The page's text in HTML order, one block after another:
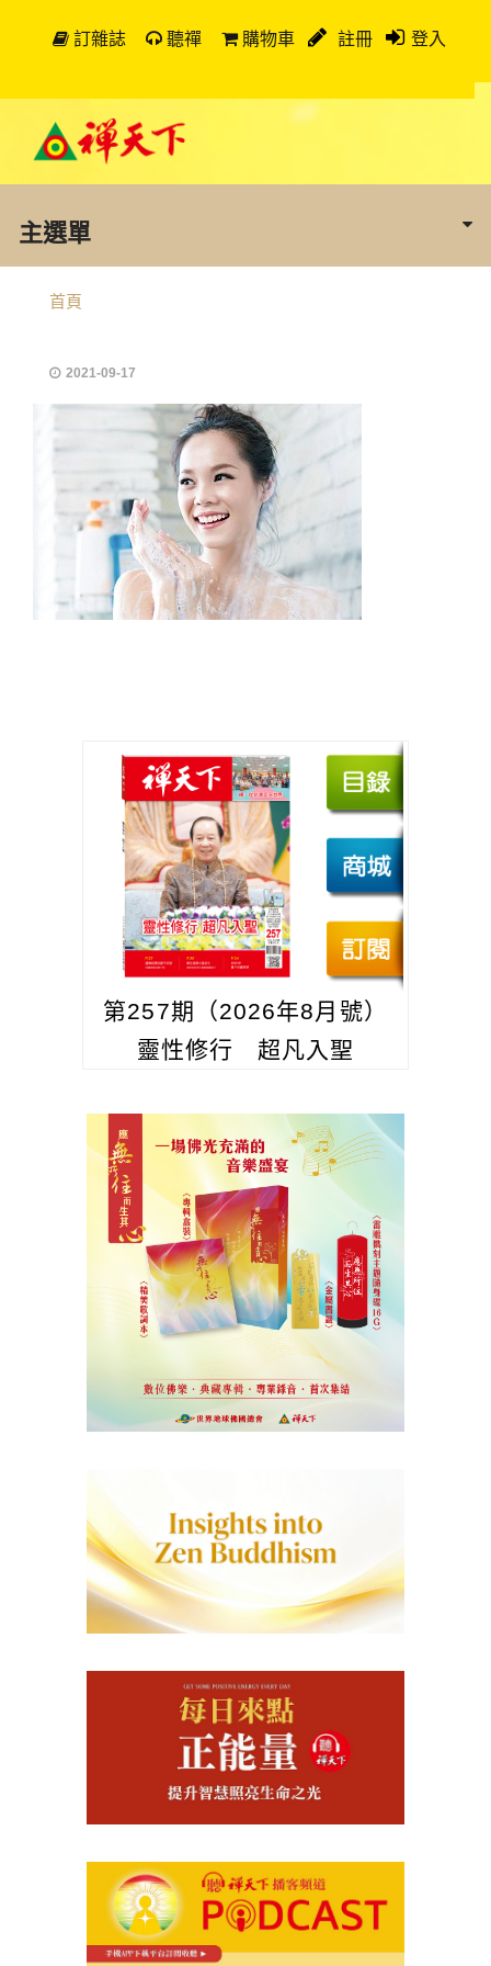
訂雜誌 聽禪 購物車 註冊 登入
主選單
首頁
2021-09-17
第257期（2026年8月號）
靈性修行 超凡入聖